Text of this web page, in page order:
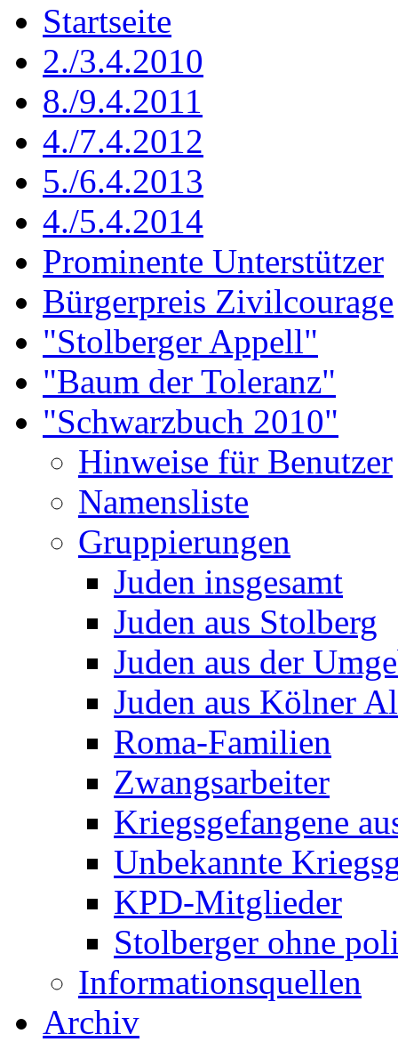
Startseite
2./3.4.2010
8./9.4.2011
4./7.4.2012
5./6.4.2013
4./5.4.2014
Prominente Unterstützer
Bürgerpreis Zivilcourage
"Stolberger Appell"
"Baum der Toleranz"
"Schwarzbuch 2010"
Hinweise für Benutzer
Namensliste
Gruppierungen
Juden insgesamt
Juden aus Stolberg
Juden aus der
Juden aus Kölner
Roma-Familien
Zwangsarbeiter
Kriegsgefangene
Unbekannte
KPD-Mitglieder
Stolberger ohne
Informationsquellen
Archiv